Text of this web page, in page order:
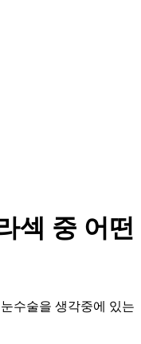
섹 중 어떤
수술을 생각중에 있는